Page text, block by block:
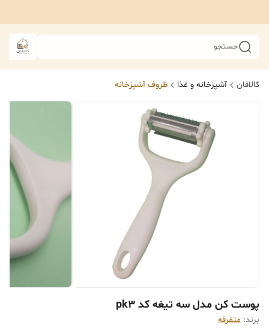
جستجو
کالافان آشپزخانه و غذا ظروف آشپزخانه
پوست کن مدل سه تیغه کد pk3
برند: متفرقه